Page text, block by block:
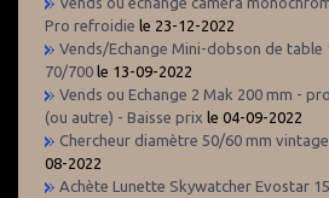
Pro refroidie le 23-12-2022
Vends/Echange Mini-dobson de table
70/700 le 13-09-2022
Vends ou Echange 2 Mak 200 mm -
(ou autre) - Baisse prix le 04-09-2022
Chercheur diamètre 50/60 mm
08-2022
Achète Lunette Skywatcher Evostar